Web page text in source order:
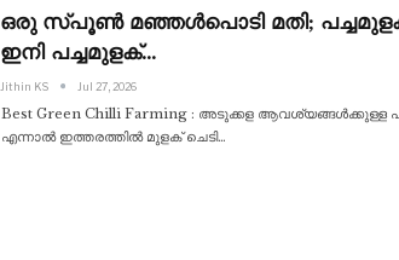
ഒരു സ്‌പൂൺ മഞ്ഞൾപൊടി മതി; പച്ചമുളക്
ഇനി പച്ചമുളക്…
Jithin KS Jul 27, 2026
Best Green Chilli Farming : അടുക്കള ആവശ്യങ്ങൾക്കുള്ള
എന്നാൽ ഇത്തരത്തിൽ മുളക് ചെടി…